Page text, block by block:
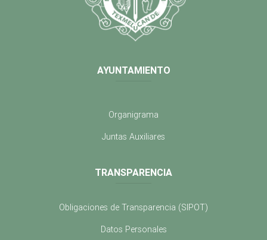
AYUNTAMIENTO
Organigrama
Juntas Auxiliares
TRANSPARENCIA
Obligaciones de Transparencia (SIPOT)
Datos Personales